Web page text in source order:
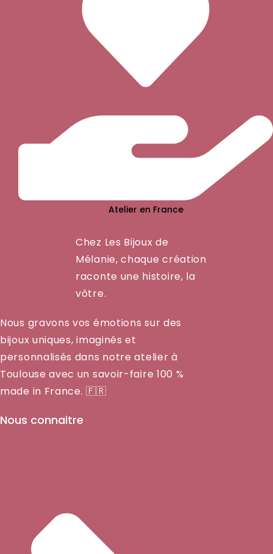
Atelier en France
Chez Les Bijoux de
Mélanie, chaque création
raconte une histoire, la
vôtre.
Nous gravons vos émotions sur des
bijoux uniques, imaginés et
personnalisés dans notre atelier à
Toulouse avec un savoir-faire 100 %
made in France. 🇫🇷
Nous connaitre